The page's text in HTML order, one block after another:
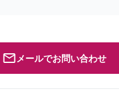
メールでお問い合わせ